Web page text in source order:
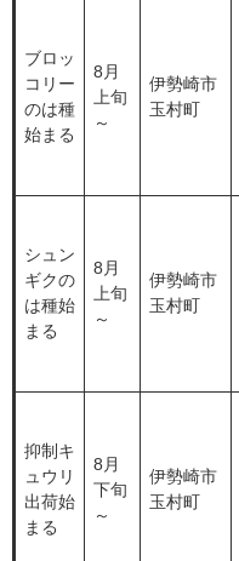
ブロッ
コリー
のは種
始まる
8月
上旬
～
伊勢崎市
玉村町
シュン
ギクの
は種始
まる
8月
上旬
～
伊勢崎市
玉村町
抑制キ
ュウリ
出荷始
まる
8月
下旬
～
伊勢崎市
玉村町